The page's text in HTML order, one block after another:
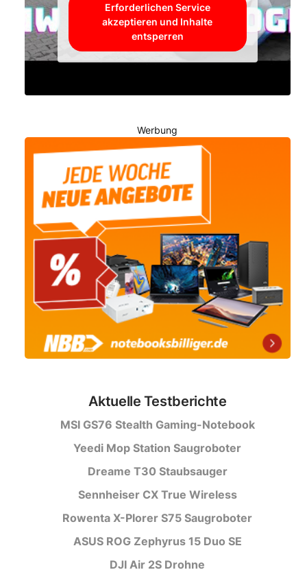
Erforderlichen Service
akzeptieren und Inhalte
entsperren
Werbung
Aktuelle Testberichte
MSI GS76 Stealth Gaming-Notebook
Yeedi Mop Station Saugroboter
Dreame T30 Staubsauger
Sennheiser CX True Wireless
Rowenta X-Plorer S75 Saugroboter
ASUS ROG Zephyrus 15 Duo SE
DJI Air 2S Drohne